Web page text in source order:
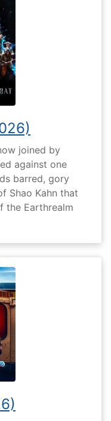
joined by
against one
barred, gory
Shao Kahn that
the Earthrealm